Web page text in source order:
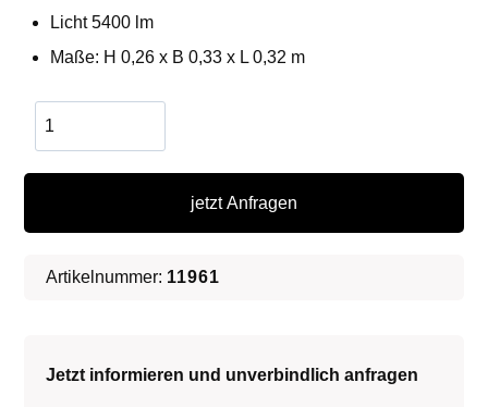
Licht 5400 lm
Maße: H 0,26 x B 0,33 x L 0,32 m
Wasser
Projektor
jetzt Anfragen
Artikelnummer: 11961
Jetzt informieren und unverbindlich anfragen